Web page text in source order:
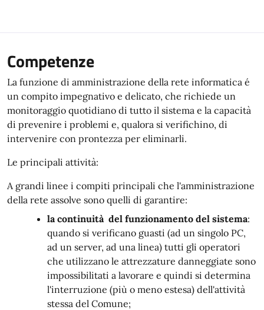
Competenze
La funzione di amministrazione della rete informatica é
un compito impegnativo e delicato, che richiede un
monitoraggio quotidiano di tutto il sistema e la capacità
di prevenire i problemi e, qualora si verifichino, di
intervenire con prontezza per eliminarli.
Le principali attività:
A grandi linee i compiti principali che l'amministrazione
della rete assolve sono quelli di garantire:
la continuità del funzionamento del sistema:
quando si verificano guasti (ad un singolo PC,
ad un server, ad una linea) tutti gli operatori
che utilizzano le attrezzature danneggiate sono
impossibilitati a lavorare e quindi si determina
l'interruzione (più o meno estesa) dell'attività
stessa del Comune;